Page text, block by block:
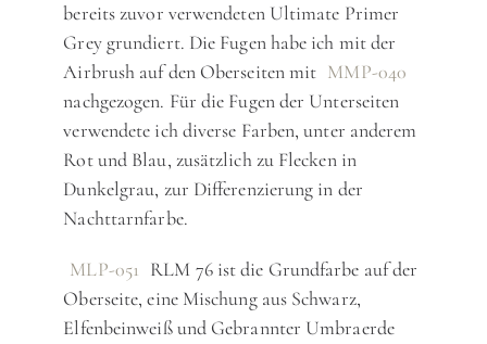
bereits zuvor verwendeten Ultimate Primer
Grey grundiert. Die Fugen habe ich mit der
Airbrush auf den Oberseiten mit MMP-040
nachgezogen. Für die Fugen der Unterseiten
verwendete ich diverse Farben, unter anderem
Rot und Blau, zusätzlich zu Flecken in
Dunkelgrau, zur Differenzierung in der
Nachttarnfarbe.
MLP-051 RLM 76 ist die Grundfarbe auf der
Oberseite, eine Mischung aus Schwarz,
Elfenbeinweiß und Gebrannter Umbraerde